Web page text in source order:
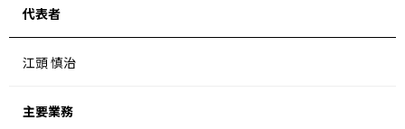
代表者
江頭 慎治
主要業務